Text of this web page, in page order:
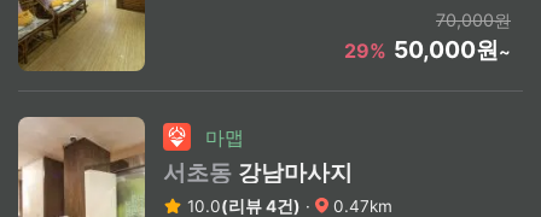
70,000원
29% 50,000원~
마맵
서초동 강남마사지
10.0(리뷰 4건) · 0.47km